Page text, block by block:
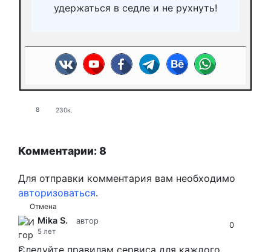
удержаться в седле и не рухнуть!
8 230к.
Комментарии: 8
Отмена
Для отправки комментария вам необходимо
авторизоваться.
Mika S. автор
5 лет
0
Следуйте правилам сервиса для каждого